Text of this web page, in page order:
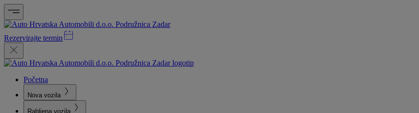
Rezervirajte termin
Početna
Nova vozila
Rabljena vozila